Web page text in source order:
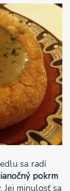
sa radí
pokrm
Jej minulosť sa